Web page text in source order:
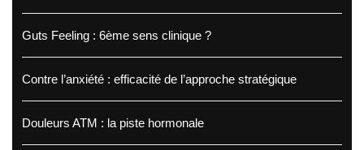
Guts Feeling : 6ème sens clinique ?
Contre l’anxiété : efficacité de l’approche stratégique
Douleurs ATM : la piste hormonale